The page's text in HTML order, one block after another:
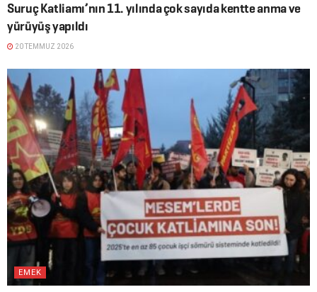
Suruç Katliamı’nın 11. yılında çok sayıda kentte anma ve
yürüyüş yapıldı
20 TEMMUZ 2026
EMEK